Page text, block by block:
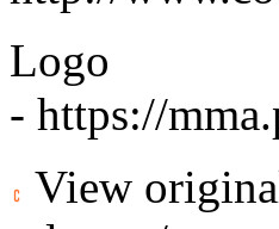
Logo
- https://
View